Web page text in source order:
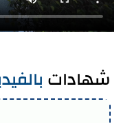
شهادات